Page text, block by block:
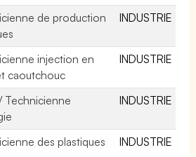
de production
INDUSTRIE
injection en
caoutchouc
INDUSTRIE
Technicienne
INDUSTRIE
des plastiques
INDUSTRIE